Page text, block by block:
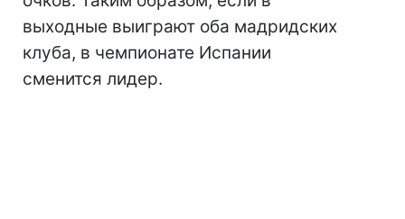
выходные выиграют оба мадридских
клуба, в чемпионате Испании
сменится лидер.